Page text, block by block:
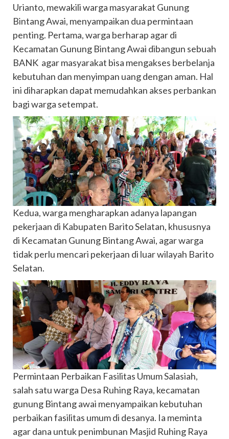
Urianto, mewakili warga masyarakat Gunung
Bintang Awai, menyampaikan dua permintaan
penting. Pertama, warga berharap agar di
Kecamatan Gunung Bintang Awai dibangun sebuah
BANK agar masyarakat bisa mengakses berbelanja
kebutuhan dan menyimpan uang dengan aman. Hal
ini diharapkan dapat memudahkan akses perbankan
bagi warga setempat.
Kedua, warga mengharapkan adanya lapangan
pekerjaan di Kabupaten Barito Selatan, khususnya
di Kecamatan Gunung Bintang Awai, agar warga
tidak perlu mencari pekerjaan di luar wilayah Barito
Selatan.
Permintaan Perbaikan Fasilitas Umum Salasiah,
salah satu warga Desa Ruhing Raya, kecamatan
gunung Bintang awai menyampaikan kebutuhan
perbaikan fasilitas umum di desanya. Ia meminta
agar dana untuk penimbunan Masjid Ruhing Raya